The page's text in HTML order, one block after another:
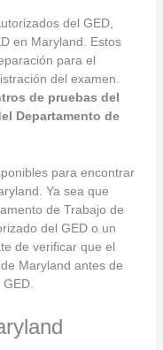
del GED,
en Maryland. Estos
para el
del examen.
de pruebas del
Departamento de
para encontrar
Ya sea que
de Trabajo de
del GED o un
de verificar que el
Maryland antes de